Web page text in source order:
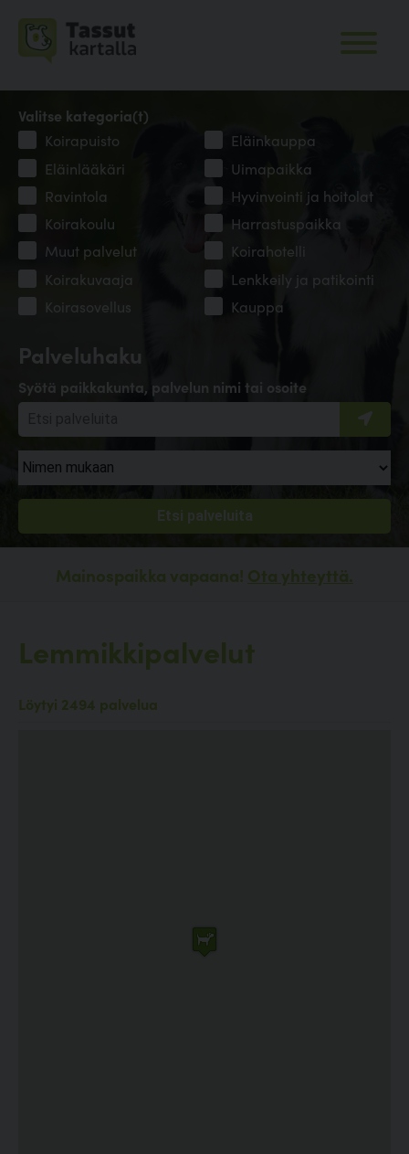
Palveluhaku
Syötä paikkakunta, palvelun nimi tai osoite
Valitse kategoria(t)
Koirapuisto
Eläinkauppa
Eläinlääkäri
Uimapaikka
Ravintola
Hyvinvointi ja hoitolat
Koirakoulu
Harrastuspaikka
Muut palvelut
Koirahotelli
Koirakuvaaja
Lenkkeily ja patikointi
Koirasovellus
Kauppa
Mainospaikka vapaana! Ota yhteyttä.
Lemmikkipalvelut
Löytyi 2494 palvelua